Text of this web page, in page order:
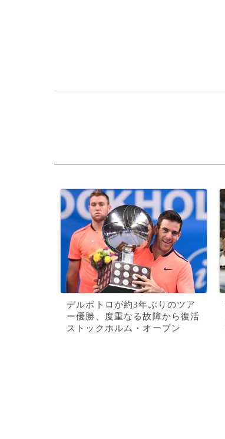
デルポトロが約3年ぶりのツア
ー優勝、度重なる故障から復活
ストックホルム・オープン